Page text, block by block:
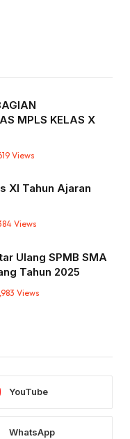
MPLS KELAS X
Views
XI Tahun Ajaran
Views
Ulang SPMB SMA
Tahun 2025
Views
YouTube
WhatsApp